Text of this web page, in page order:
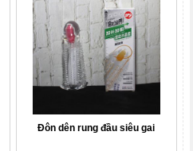
Đôn dên rung đầu siêu gai